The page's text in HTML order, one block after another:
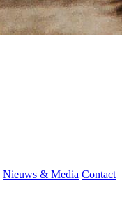
Nieuws & Media Contact